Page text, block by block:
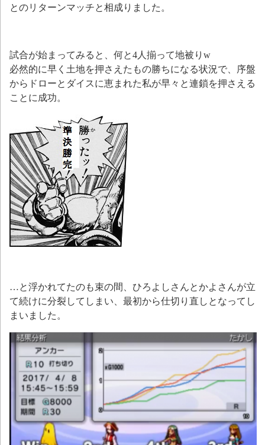
とのリターンマッチと相成りました。
試合が始まってみると、何と4人揃って地被りw
必然的に早く土地を押さえたもの勝ちになる状況で、序盤
からドローとダイスに恵まれた私が早々と連鎖を押さえる
ことに成功。
…と浮かれてたのも束の間、ひろよしさんとかよさんが立
て続けに分裂してしまい、最初から仕切り直しとなってし
まいました。